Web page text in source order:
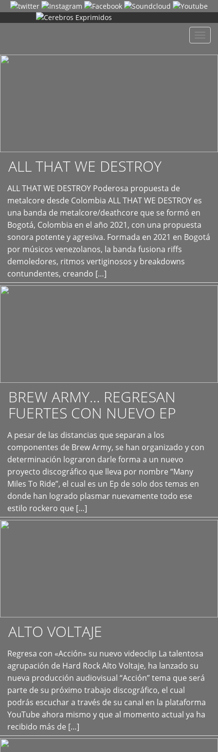
ALL THAT WE DESTROY
ALL THAT WE DESTROY Poderosa propuesta de
metalcore desde Colombia ALL THAT WE DESTROY es
una banda de metalcore/deathcore que se formó en
Bogotá, Colombia en el año 2021, con una propuesta
sonora potente y agresiva. Formada en 2021 en Bogotá
por músicos venezolanos, la banda fusiona riffs
demoledores, ritmos vertiginosos y breakdowns
contundentes, creando […]
+
BREW ARMY… REGRESAN
FUERTES CON NUEVO EP
A pesar de las distancias que separan a los
componentes de Brew Army, se han organizado y con
determinación lograron darle forma a un nuevo
proyecto discográfico que lleva por nombre “Many
Miles To Ride”, el cual es un Ep de solo dos temas en
donde han logrado plasmar nuevamente todo ese
estilo rockero que […]
+
ALTO VOLTAJE
Regresa con «Acción» su nuevo videoclip La talentosa
agrupación de Hard Rock Alto Voltaje, ha lanzado su
nueva producción audiovisual “Acción” tema que será
parte de su próximo trabajo discográfico, el cual
podrás escuchar a través de su canal en la plataforma
YouTube ahora mismo y que al momento actual ya ha
recibido más de […]
+